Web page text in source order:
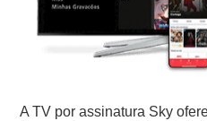
A TV por assinatura Sky